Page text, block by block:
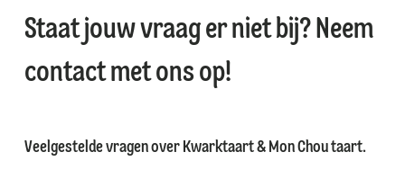
Staat jouw vraag er niet bij? Neem
contact met ons op!
Veelgestelde vragen over Kwarktaart & Mon Chou taart.